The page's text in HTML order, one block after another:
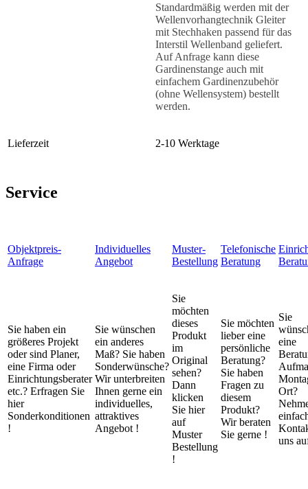
Standardmäßig werden mit der
Wellenvorhangtechnik Gleiter
mit Stechhaken passend für das
Interstil Wellenband geliefert.
Auf Anfrage kann diese
Gardinenstange auch mit
einfachem Gardinenzubehör
(ohne Wellensystem) bestellt
werden.
Lieferzeit 2-10 Werktage
Service
Objektpreis-
Anfrage
Individuelles
Angebot
Muster-
Bestellung
Telefonische
Beratung
Sie haben ein
größeres Projekt
oder sind Planer,
eine Firma oder
Einrichtungsberater
etc.? Erfragen Sie
hier
Sonderkonditionen
!
Sie wünschen
ein anderes
Maß? Sie haben
Sonderwünsche?
Wir unterbreiten
Ihnen gerne ein
individuelles,
attraktives
Angebot !
Sie
möchten
dieses
Produkt
im
Original
sehen?
Dann
klicken
Sie hier
auf
Muster
Bestellung
!
Sie möchten
lieber eine
persönliche
Beratung?
Sie haben
Fragen zu
diesem
Produkt?
Wir beraten
Sie gerne !
Sie
eine
Ort?
uns